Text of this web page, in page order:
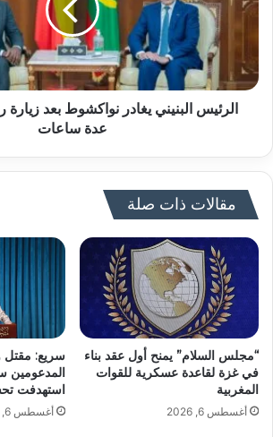
الرئيس البنيني يغادر نواكشوط بعد
عدة ساعات
مقالات ذات صلة
“مجلس السلام” يمنح أول عقد بناء
في غزة لقاعدة عسكرية للقوات
المغربية
أغسطس 6, 2026
سريع: مقتل
المدعومين
استهدفت
أغسطس 6, 2026